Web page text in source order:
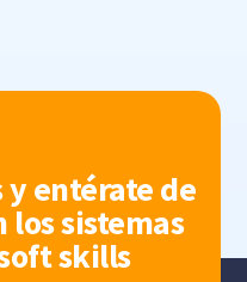
entérate de
los sistemas
skills